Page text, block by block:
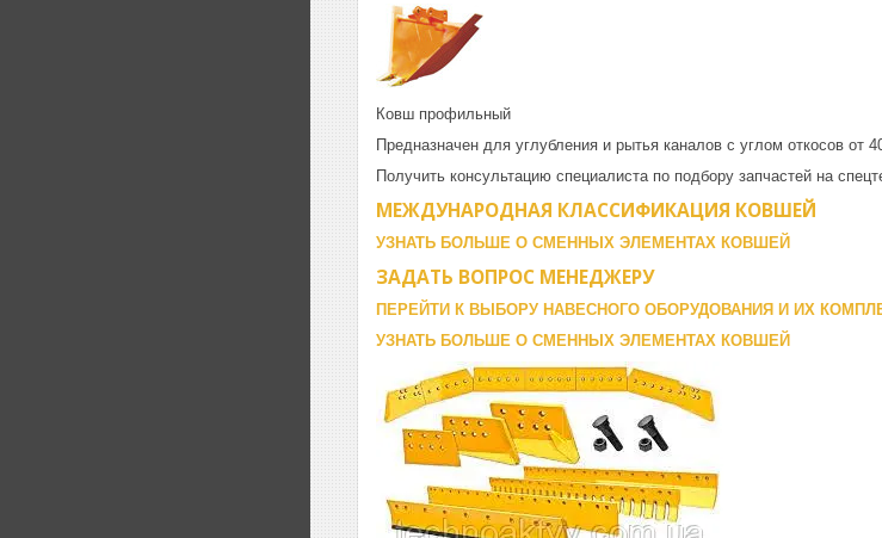
Ковш профильный
Предназначен для углубления и рытья каналов с углом откосов от
Получить консультацию специалиста по подбору запчастей на
МЕЖДУНАРОДНАЯ КЛАССИФИКАЦИЯ КОВШЕЙ
УЗНАТЬ БОЛЬШЕ О СМЕННЫХ ЭЛЕМЕНТАХ КОВШЕЙ
ЗАДАТЬ ВОПРОС МЕНЕДЖЕРУ
ПЕРЕЙТИ К ВЫБОРУ НАВЕСНОГО ОБОРУДОВАНИЯ И ИХ
УЗНАТЬ БОЛЬШЕ О СМЕННЫХ ЭЛЕМЕНТАХ КОВШЕЙ